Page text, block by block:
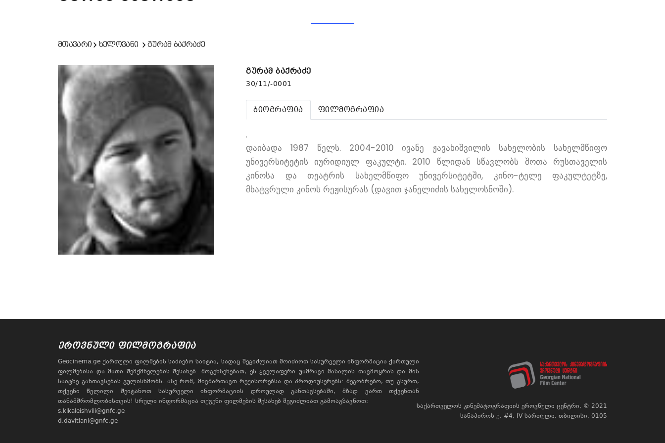
მთავარი ხელოვანი გურამ ბაქრაძე
გურამ ბაქრაძე
30/11/-0001
ბიოგრაფია ფილმოგრაფია
.
დაიბადა 1987 წელს. 2004-2010 ივანე ჟავახიშვილის სახელობის სახელმწიფო
უნივერსიტეტის იურიდიულ ფაკულტი. 2010 წლიდან სწავლობს შოთა რუსთაველის
კინოსა და თეატრის სახელმწიფო უნივერსიტეტში, კინო-ტელე ფაკულტეტზე,
მხატვრული კინოს რეჟისურას (დავით ჯანელიძის სახელოსნოში).
ᲔᲠᲝᲕᲜᲣᲚᲘ ᲤᲘᲚᲛᲝᲒᲠᲐᲤᲘᲐ
Geocinema.ge ქართული ფილმების საძიებო საიტია, სადაც შეგიძლიათ მოიძიოთ სასურველი ინფორმაცია ქართული
ფილმებისა და მათი შემქმნელების შესახებ. მოგეხსენებათ, ეს ყველაფერი უამრავი მასალის თავმოყრას და მის
საიტზე განთავსებას გულისხმობს. ასე რომ, მივმართავთ რეჟისორებსა და პროდიუსერებს: მეგობრებო, თუ გსურთ,
თქვენი წვლილი შეიტანოთ სასურველი ინფორმაციის დროულად განთავსებაში, მზად ვართ თქვენთან
თანამშრომლობისთვის! სრული ინფორმაცია თქვენი ფილმების შესახებ შეგიძლიათ გამოაგზავნოთ:
s.kikaleishvili@gnfc.ge
d.davitiani@gnfc.ge
საქართველოს კინემატოგრაფიის ეროვნული ცენტრი, © 2021
სანაპიროს ქ. #4, IV სართული, თბილისი, 0105